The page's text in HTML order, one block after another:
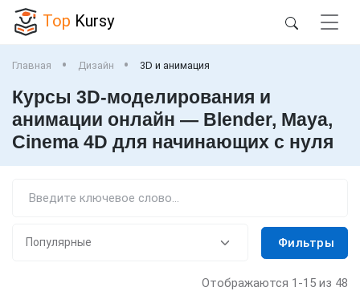
Top Kursy
Главная Дизайн 3D и анимация
Курсы 3D-моделирования и
анимации онлайн — Blender, Maya,
Cinema 4D для начинающих с нуля
Фильтры
Отображаются 1-15 из 48